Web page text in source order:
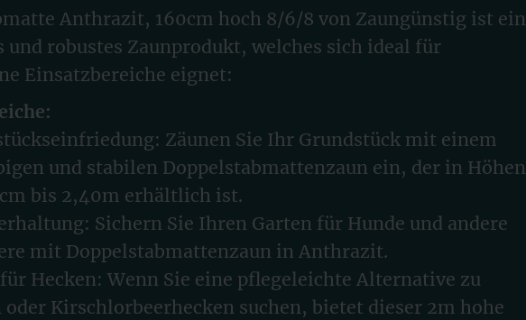
Anthrazit, 160cm hoch 8/6/8 von Zaungünstig ist ein
und robustes Zaunprodukt, welches sich ideal für
Einsatzbereiche eignet:
Zäunen Sie Ihr Grundstück mit einem
und stabilen Doppelstabmattenzaun ein, der in Höhen
bis 2,40m erhältlich ist.
Sichern Sie Ihren Garten für Hunde und andere
mit Doppelstabmattenzaun in Anthrazit.
Hecken: Wenn Sie eine pflegeleichte Alternative zu
oder Kirschlorbeerhecken suchen, bietet dieser 2m hohe